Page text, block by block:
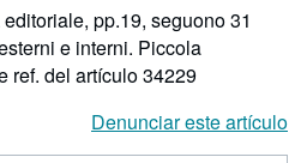
pp.19, seguono 31
e interni. Piccola
ref. del artículo 34229
Denunciar este artículo